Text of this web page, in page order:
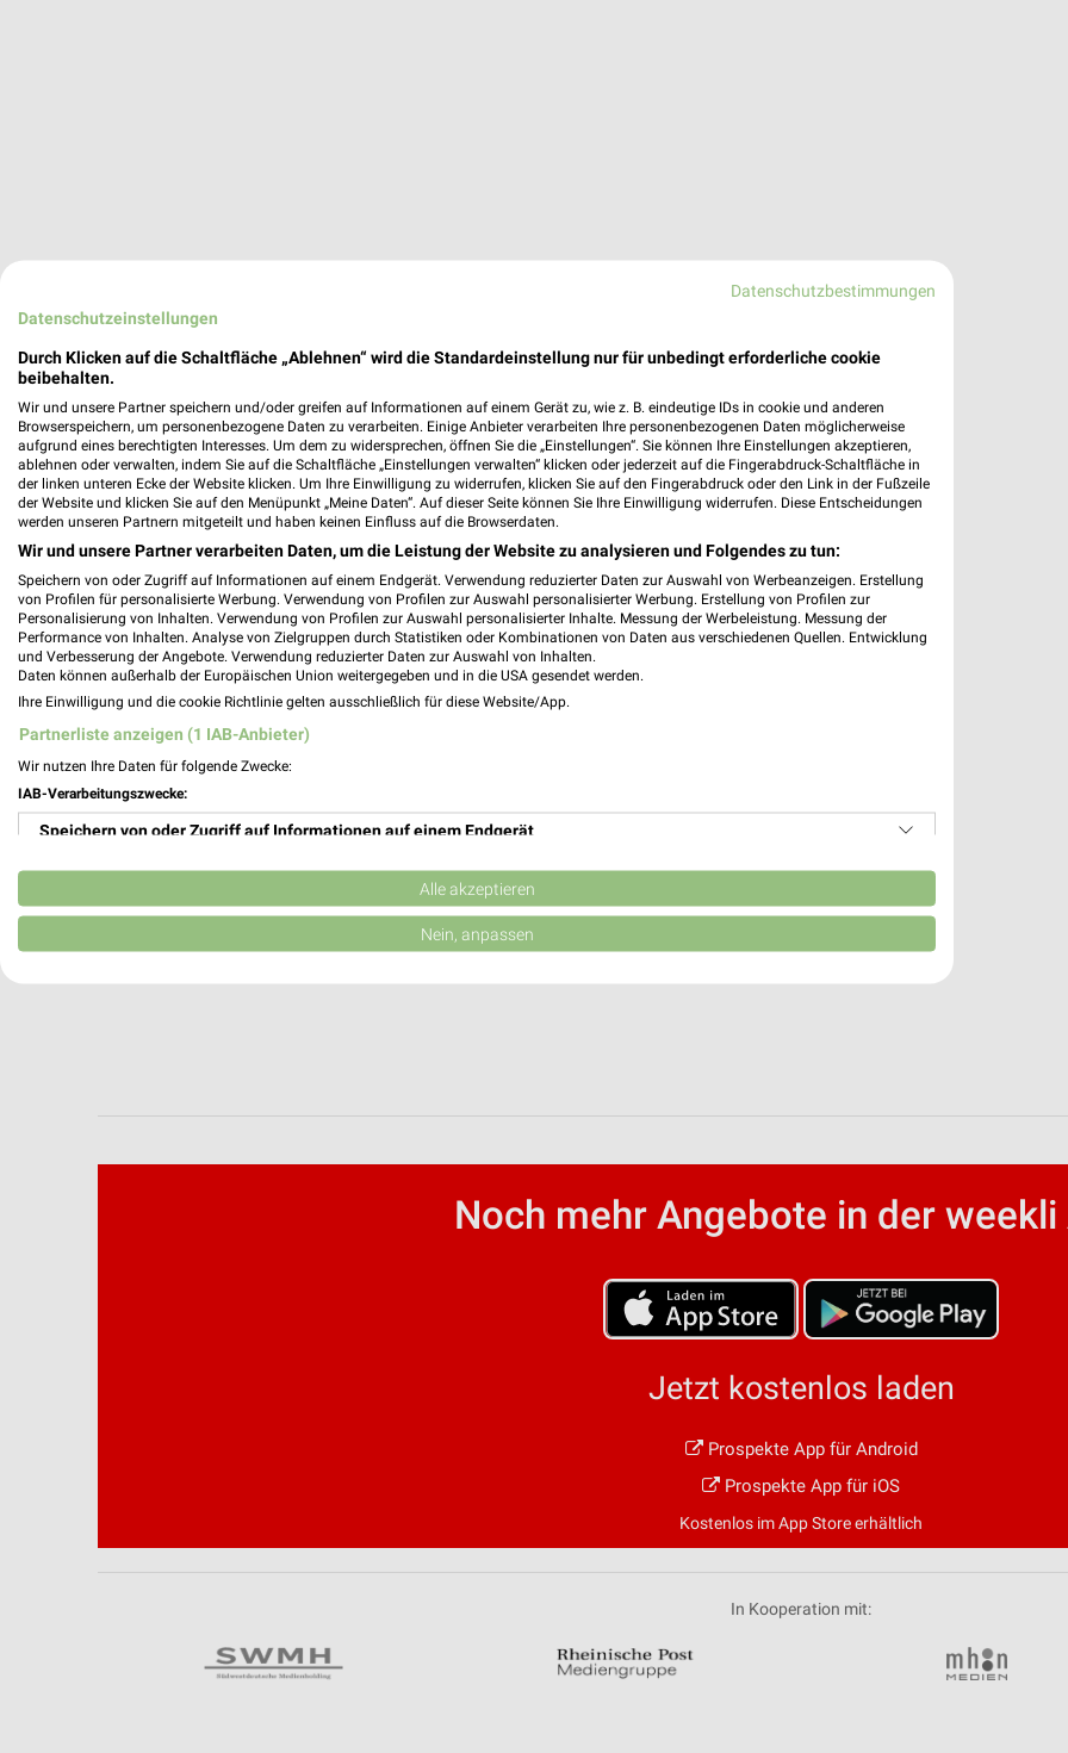
Noch mehr Angebote in der weekli
Jetzt kostenlos laden
Prospekte App für Android
Prospekte App für iOS
Kostenlos im App Store erhältlich
In Kooperation mit:
Datenschutzbestimmungen
Datenschutzeinstellungen
Durch Klicken auf die Schaltfläche „Ablehnen“ wird die Standardeinstellung nur für unbedingt erforderliche cookie
beibehalten.
Wir und unsere Partner speichern und/oder greifen auf Informationen auf einem Gerät zu, wie z. B. eindeutige IDs in cookie und anderen
Browserspeichern, um personenbezogene Daten zu verarbeiten. Einige Anbieter verarbeiten Ihre personenbezogenen Daten möglicherweise
aufgrund eines berechtigten Interesses. Um dem zu widersprechen, öffnen Sie die „Einstellungen“. Sie können Ihre Einstellungen akzeptieren,
ablehnen oder verwalten, indem Sie auf die Schaltfläche „Einstellungen verwalten“ klicken oder jederzeit auf die Fingerabdruck-Schaltfläche in
der linken unteren Ecke der Website klicken. Um Ihre Einwilligung zu widerrufen, klicken Sie auf den Fingerabdruck oder den Link in der Fußzeile
der Website und klicken Sie auf den Menüpunkt „Meine Daten“. Auf dieser Seite können Sie Ihre Einwilligung widerrufen. Diese Entscheidungen
werden unseren Partnern mitgeteilt und haben keinen Einfluss auf die Browserdaten.
Wir und unsere Partner verarbeiten Daten, um die Leistung der Website zu analysieren und Folgendes zu tun:
Speichern von oder Zugriff auf Informationen auf einem Endgerät. Verwendung reduzierter Daten zur Auswahl von Werbeanzeigen. Erstellung
von Profilen für personalisierte Werbung. Verwendung von Profilen zur Auswahl personalisierter Werbung. Erstellung von Profilen zur
Personalisierung von Inhalten. Verwendung von Profilen zur Auswahl personalisierter Inhalte. Messung der Werbeleistung. Messung der
Performance von Inhalten. Analyse von Zielgruppen durch Statistiken oder Kombinationen von Daten aus verschiedenen Quellen. Entwicklung
und Verbesserung der Angebote. Verwendung reduzierter Daten zur Auswahl von Inhalten.
Daten können außerhalb der Europäischen Union weitergegeben und in die USA gesendet werden.
Ihre Einwilligung und die cookie Richtlinie gelten ausschließlich für diese Website/App.
Partnerliste anzeigen (1 IAB-Anbieter)
Wir nutzen Ihre Daten für folgende Zwecke:
IAB-Verarbeitungszwecke:
Speichern von oder Zugriff auf Informationen auf einem Endgerät
Verwendung reduzierter Daten zur Auswahl von Werbeanzeigen
Erstellung von Profilen für personalisierte Werbung
Analyse von Zielgruppen durch Statistiken oder Kombinationen von Daten aus verschiedenen
Alle akzeptieren
Nein, anpassen